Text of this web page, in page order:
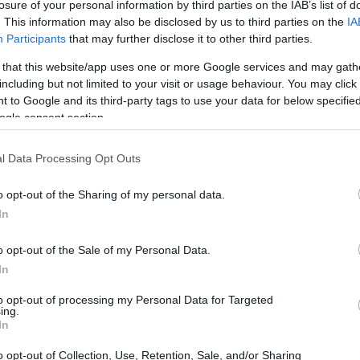
of your personal information by third parties on the IAB’s list of
This information may also be disclosed by us to third parties on the
Participants that may further disclose it to other third parties.
that this website/app uses one or more Google services and may
but not limited to your visit or usage behaviour. You may
to Google and its third-party tags to use your data for below
consent section.
Data Processing Opt Outs
opt-out of the Sharing of my personal data.
opt-out of the Sale of my Personal Data.
opt-out of processing my Personal Data for Targeted
opt-out of Collection, Use, Retention, Sale, and/or Sharing
- ανεστάλη η απεργία
Η AEGEAN και η Olympic Air ενημερώνουν το
ανακοινώσεις της Υπηρεσίας Πολιτικής
24 NOV 2020
Ακυρώσεις - τροποποιήσεις
Ακυρώσεις και τροποποιήσεις πτήσεων λόγω των
εργαζομένων της Υπηρεσίας Πολιτικής